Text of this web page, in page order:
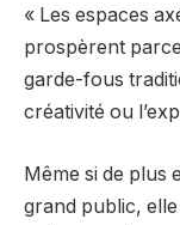
« Les espaces
prospèrent
garde-fous
créativité ou
Même si de plus
grand public,